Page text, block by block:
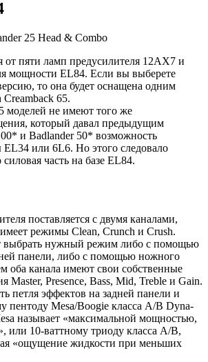
от пяти ламп предусилителя 12AX7 и
мощности EL84. Если вы выберете
то она будет оснащена одним
65.
моделей не имеют того же
который давал предыдущим
и Badlander 50* возможность
EL34 или 6L6. Но этого следовало
часть на базе EL84.
поставляется с двумя каналами,
режимы Clean, Crunch и Crush.
выбрать нужный режим либо с помощью
панели, либо с помощью ножного
оба канала имеют свои собственные
Master, Presence, Bass, Mid, Treble и Gain.
петля эффектов на задней панели и
пентоду Mesa/Boogie класса A/B Dyna-
называет «максимальной мощностью,
или 10-ваттному триоду класса A/B,
«ощущение жидкости при меньших